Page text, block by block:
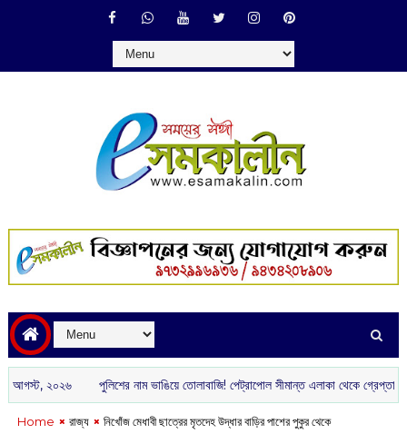
২০২৬ পুলিশের নাম ভাঙিয়ে তোলাবাজি! পেট্রাপোল সীমান্ত এলাকা থেকে গ্রেপ্তার দুই
Home রাজ্য নিখোঁজ ‌মেধাবী ছাত্রের মৃতদেহ উদ্ধার বাড়ির পাশের পুকুর থেকে